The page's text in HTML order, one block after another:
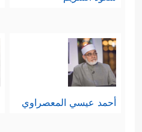
أحمد عيسي المعصراوي